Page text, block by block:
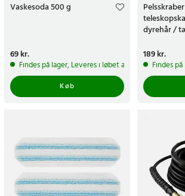
Vaskesoda 500 g
Pris:69 kr.
69 kr.
Findes på lager, Leveres i løbet af 1-2 hverdage
Køb
dyrehår /
Pris:189 kr.
189 kr.
Findes